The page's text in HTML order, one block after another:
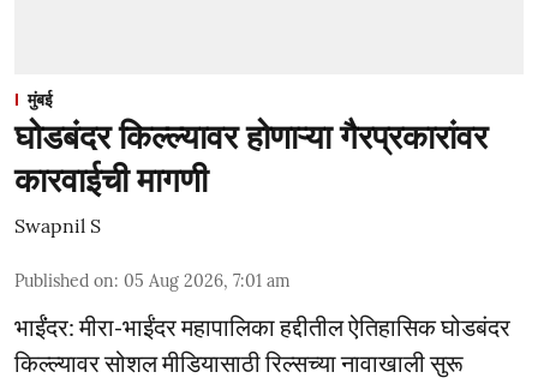
मुंबई
घोडबंदर किल्ल्यावर होणाऱ्या गैरप्रकारांवर
कारवाईची मागणी
Swapnil S
Published on: 05 Aug 2026, 7:01 am
भाईंंदर: मीरा-भाईंदर महापालिका हद्दीतील ऐतिहासिक घोडबंदर
किल्ल्यावर सोशल मीडियासाठी रिल्सच्या नावाखाली सुरू